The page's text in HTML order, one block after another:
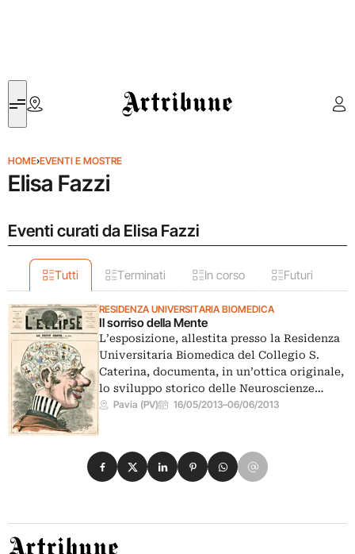
Artribune
HOME›EVENTI E MOSTRE
Elisa Fazzi
Eventi curati da Elisa Fazzi
Tutti Terminati In corso Futuri
RESIDENZA UNIVERSITARIA BIOMEDICA
Il sorriso della Mente
L’esposizione, allestita presso la Residenza
Universitaria Biomedica del Collegio S.
Caterina, documenta, in un’ottica originale,
lo sviluppo storico delle Neuroscienze…
Pavia (PV) 16/05/2013–06/06/2013
Condividi su Facebook
Condividi su X
Condividi su LinkedIn
Condividi su Pinterest
Condividi su WhatsApp
Condividi su Email
Artribune